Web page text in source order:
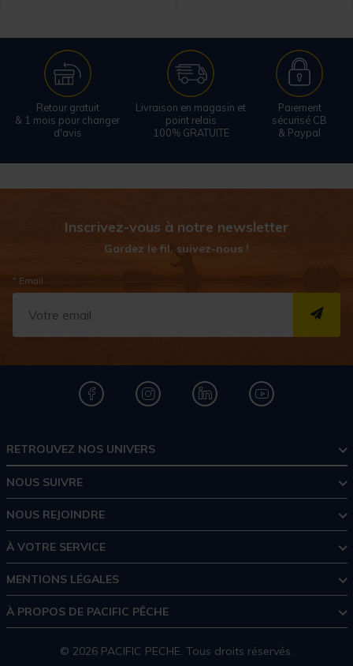
Retour gratuit
& 1 mois pour changer
d'avis
Livraison en magasin et
point relais
100% GRATUITE
Paiement
sécurisé CB
& Paypal
Inscrivez-vous à notre newsletter
Gardez le fil, suivez-nous !
* Email
RETROUVEZ NOS UNIVERS
NOUS SUIVRE
NOUS REJOINDRE
À VOTRE SERVICE
MENTIONS LÉGALES
À PROPOS DE PACIFIC PÊCHE
© 2026 PACIFIC PECHE. Tous droits réservés.